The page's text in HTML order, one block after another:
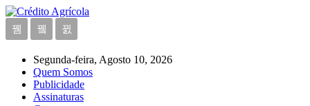
Segunda-feira, Agosto 10, 2026
Quem Somos
Publicidade
Assinaturas